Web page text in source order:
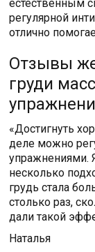
естественным
регулярной
отлично
Отзывы
груди
«Достигнуть
деле можно
упражнениями.
несколько
грудь стала
столько раз,
дали такой
Наталья